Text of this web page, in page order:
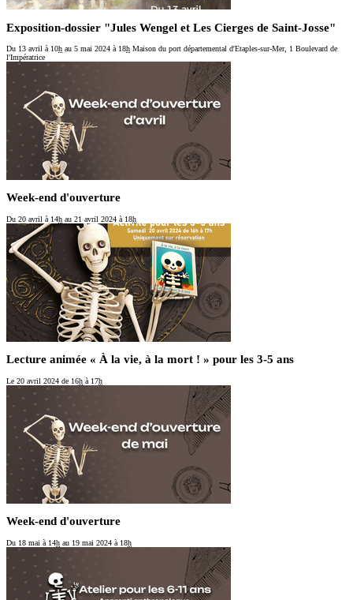
Exposition-dossier "Jules Wengel et Les Cierges de Saint-Josse"
Du 13 avril à 10h au 5 mai 2024 à 18h Maison du port départemental d'Etaples-sur-Mer, 1 Boulevard de
l'Impératrice
Week-end d'ouverture
Du 20 avril à 14h au 21 avril 2024 à 18h
Lecture animée « À la vie, à la mort ! » pour les 3-5 ans
Le 20 avril 2024 de 16h à 17h
Week-end d'ouverture
Du 18 mai à 14h au 19 mai 2024 à 18h